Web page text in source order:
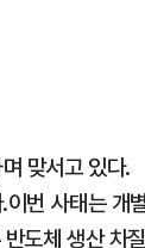
맞서고 있다.
번 사태는 개
도체 생산 차